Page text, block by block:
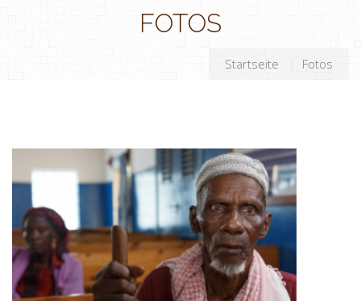
FOTOS
Startseite Fotos